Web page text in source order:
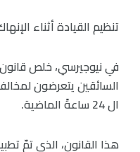
تنظيم القيادة أثناء
السائقين يتعرضون
ال 24 ساعةً الماضية.